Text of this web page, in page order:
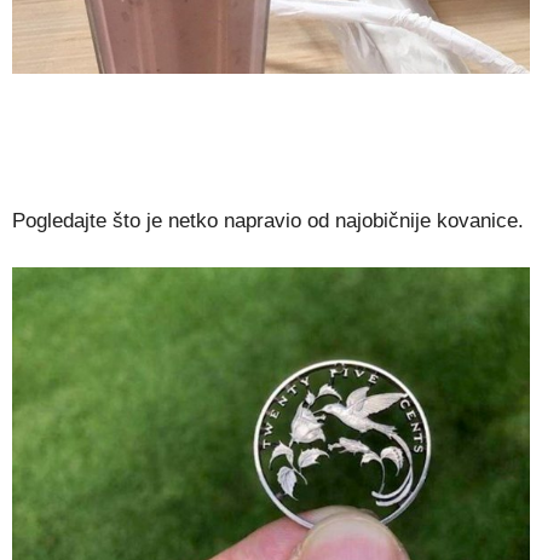
Pogledajte što je netko napravio od najobičnije kovanice.